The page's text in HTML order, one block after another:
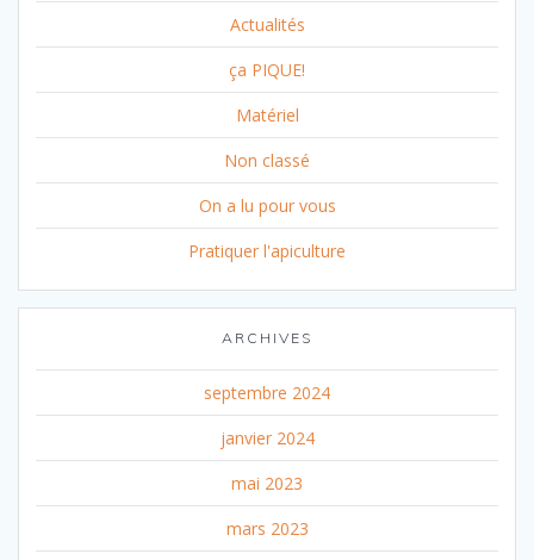
Actualités
ça PIQUE!
Matériel
Non classé
On a lu pour vous
Pratiquer l'apiculture
ARCHIVES
septembre 2024
janvier 2024
mai 2023
mars 2023